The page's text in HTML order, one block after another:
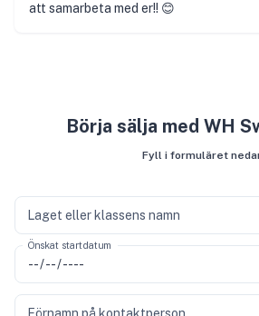
att samarbeta med er!! 😊
Börja sälja med WH
Fyll i formuläret
Laget eller klassens namn
Önskat startdatum